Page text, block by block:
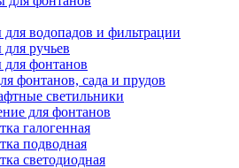
водопадов и фильтрации
ручьев
фонтанов
фонтанов, сада и прудов
светильники
для фонтанов
галогенная
подводная
светодиодная